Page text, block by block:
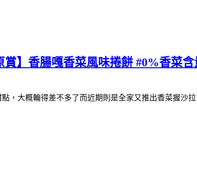
】香腸嘎香菜風味捲餅 #0%香菜含
，大概輪得差不多了而近期則是全家又推出香菜握沙